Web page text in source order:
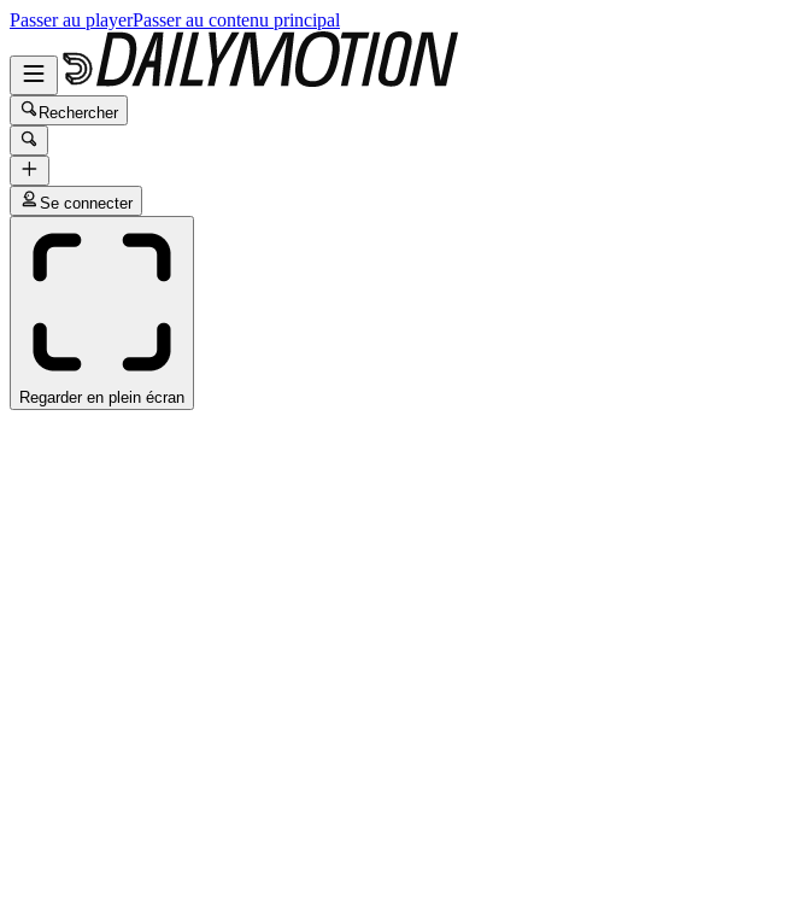
Passer au playerPasser au contenu principal
Rechercher
Se connecter
Regarder en plein écran